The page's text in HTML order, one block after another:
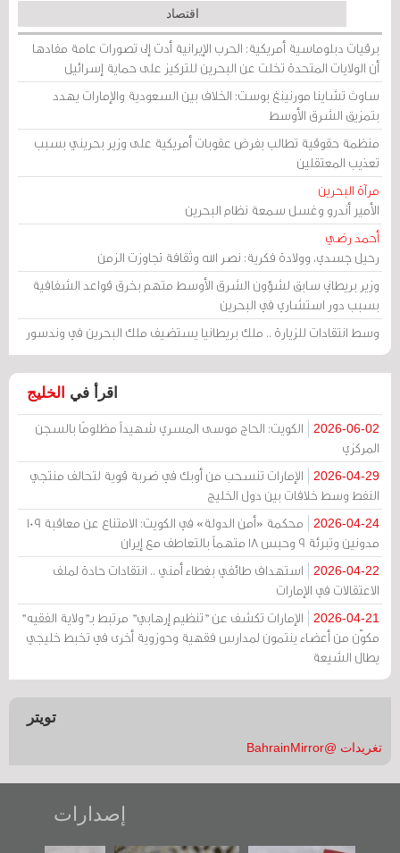
اقتصاد
برقيات دبلوماسية أمريكية: الحرب الإيرانية أدت إلى تصورات عامة مفادها
أن الولايات المتحدة تخلت عن البحرين للتركيز على حماية إسرائيل
ساوث تشاينا مورنينغ بوست: الخلاف بين السعودية والإمارات يهدد
بتمزيق الشرق الأوسط
منظمة حقوقية تطالب بفرض عقوبات أمريكية على وزير بحريني بسبب
تعذيب المعتقلين
مرآة البحرين
الأمير أندرو وغسل سمعة نظام البحرين
أحمد رضي
رحيل جسدي، وولادة فكرية: نصر الله وثقافة تجاوزت الزمن
وزير بريطاني سابق لشؤون الشرق الأوسط متهم بخرق قواعد الشفافية
بسبب دور استشاري في البحرين
وسط انتقادات للزيارة .. ملك بريطانيا يستضيف ملك البحرين في وندسور
اقرأ في الخليج
2026-06-02
الكويت: الحاج موسى المسري شهيداً مظلومًا بالسجن
المركزي
2026-04-29
الإمارات تنسحب من أوبك في ضربة قوية لتحالف منتجي
النفط وسط خلافات بين دول الخليج
2026-04-24
محكمة «أمن الدولة» في الكويت: الامتناع عن معاقبة 109
مدونين وتبرئة 9 وحبس 18 متهماً بالتعاطف مع إيران
2026-04-22
استهداف طائفي بغطاء أمني .. انتقادات حادة لملف
الاعتقالات في الإمارات
2026-04-21
الإمارات تكشف عن "تنظيم إرهابي" مرتبط بـ"ولاية الفقيه"
مكوّن من أعضاء ينتمون لمدارس فقهية وحوزوية أخرى في تخبط خليجي
يطال الشيعة
تويتر
تغريدات @BahrainMirror
إصدارات